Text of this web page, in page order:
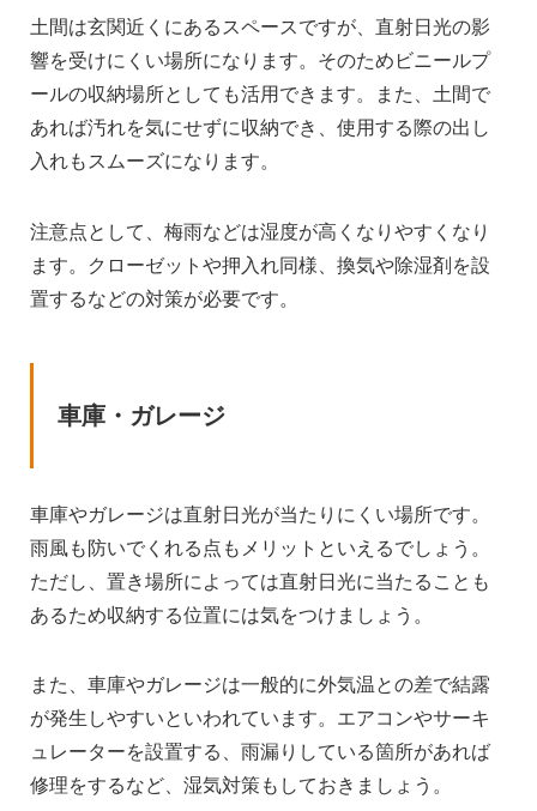
土間は玄関近くにあるスペースですが、直射日光の影
響を受けにくい場所になります。そのためビニールプ
ールの収納場所としても活用できます。また、土間で
あれば汚れを気にせずに収納でき、使用する際の出し
入れもスムーズになります。
注意点として、梅雨などは湿度が高くなりやすくなり
ます。クローゼットや押入れ同様、換気や除湿剤を設
置するなどの対策が必要です。
車庫・ガレージ
車庫やガレージは直射日光が当たりにくい場所です。
雨風も防いでくれる点もメリットといえるでしょう。
ただし、置き場所によっては直射日光に当たることも
あるため収納する位置には気をつけましょう。
また、車庫やガレージは一般的に外気温との差で結露
が発生しやすいといわれています。エアコンやサーキ
ュレーターを設置する、雨漏りしている箇所があれば
修理をするなど、湿気対策もしておきましょう。